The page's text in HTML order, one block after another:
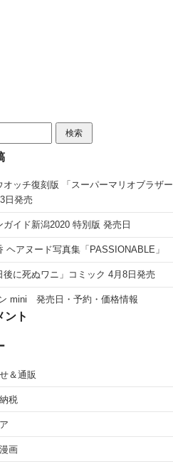
オッチ復刻版 「スーパーマリオブラザー
日発売
ガイド新潟2020 特別版 発売日
ヘアヌード写真集「PASSIONABLE」
後に死ぬワニ」コミック 4月8日発売
mini 発売日・予約・価格情報
ント
＆通販
税
画